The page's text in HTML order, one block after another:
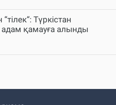
Түркістан
қамауға алынды